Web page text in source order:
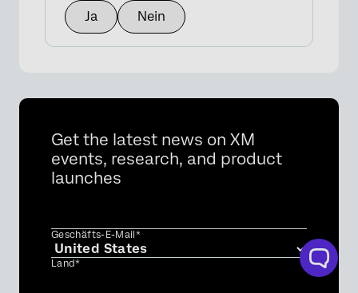
Ja
Nein
Get the latest news on XM
events, research, and product
launches
Geschäfts-E-Mail*
Land*